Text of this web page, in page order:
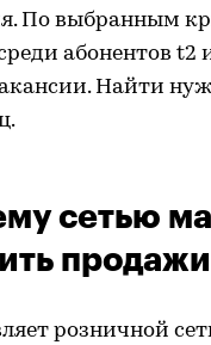
По выбранным
абонентов t2
Найти
сетью
продажи
розничной